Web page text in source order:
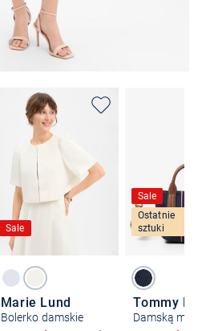
Sale
Marie Lund
Bolerko damskie
Sale
Ostatnie
sztuki
Tommy